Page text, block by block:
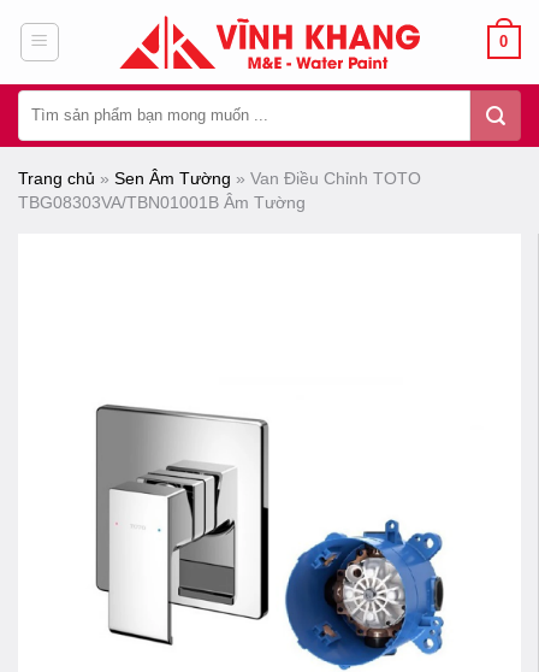
dung
0
kiếm:
Trang chủ » Sen Âm Tường » Van Điều Chỉnh TOTO
TBG08303VA/TBN01001B Âm Tường